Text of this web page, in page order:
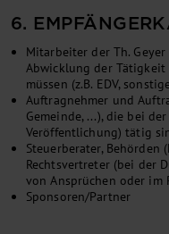
6.
Mitarbeiter der Th. Geyer
Abwicklung der
müssen (z.B. EDV,
Auftragnehmer und
Gemeinde, ...), die bei
Veröffentlichung) tätig
Steuerberater, Behörden
Rechtsvertreter (bei der
von Ansprüchen oder im
Sponsoren/Partner